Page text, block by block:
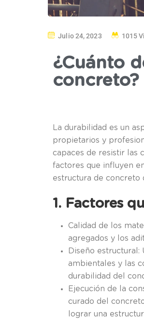
Julio 24, 2023 1015
¿Cuánto
concreto?
La durabilidad es un
propietarios y
capaces de resistir las
factores que influyen
estructura de concreto
1. Factores
Calidad de los
agregados y los
Diseño
ambientales y las
durabilidad del
Ejecución de la
curado del
lograr una